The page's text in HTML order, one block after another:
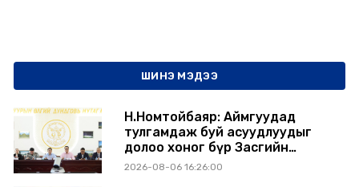
ШИНЭ МЭДЭЭ
Н.Номтойбаяр: Аймгуудад
тулгамдаж буй асуудлуудыг
долоо хоног бүр Засгийн
газрын хуралдаанд
2026-08-06 16:26:00